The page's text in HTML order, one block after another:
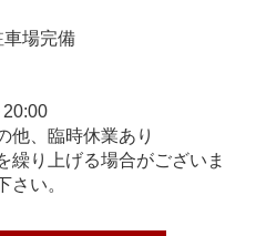
場完備
他、臨時休業あり
り上げる場合がございま
さい。